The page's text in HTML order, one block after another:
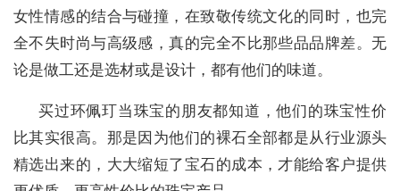
女性情感的结合与碰撞，在致敬传统文化的同时，也完
全不失时尚与高级感，真的完全不比那些品品牌差。无
论是做工还是选材或是设计，都有他们的味道。
买过环佩玎当珠宝的朋友都知道，他们的珠宝性价
比其实很高。那是因为他们的裸石全部都是从行业源头
精选出来的，大大缩短了宝石的成本，才能给客户提供